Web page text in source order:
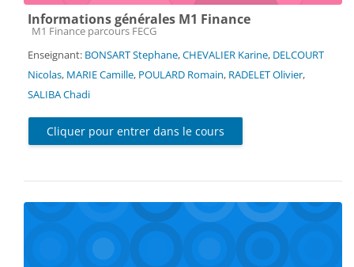
Informations générales M1 Finance
Catégorie de cours
M1 Finance parcours FECG
Enseignant: BONSART Stephane,CHEVALIER Karine, DELCOURT
Nicolas, MARIE Camille, POULARD Romain, RADELET Olivier,
SALIBA Chadi
Cliquer pour entrer dans le cours